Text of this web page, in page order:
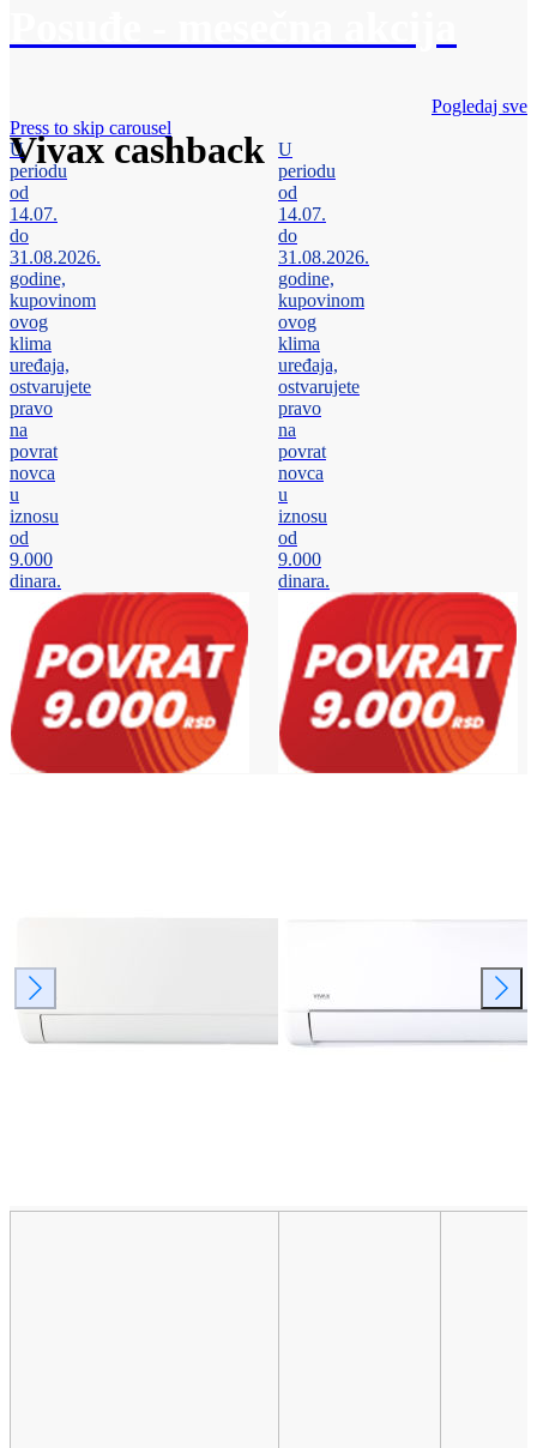
Vivax cashback
Pogledaj sve
Press to skip carousel
U
periodu
od
14.07.
do
31.08.2026.
godine,
kupovinom
ovog
klima
uređaja,
ostvarujete
pravo
na
povrat
novca
u
iznosu
od
9.000
dinara.
U
periodu
od
14.07.
do
31.08.2026.
godine,
kupovinom
ovog
klima
uređaja,
ostvarujete
pravo
na
povrat
novca
u
iznosu
od
9.000
dinara.